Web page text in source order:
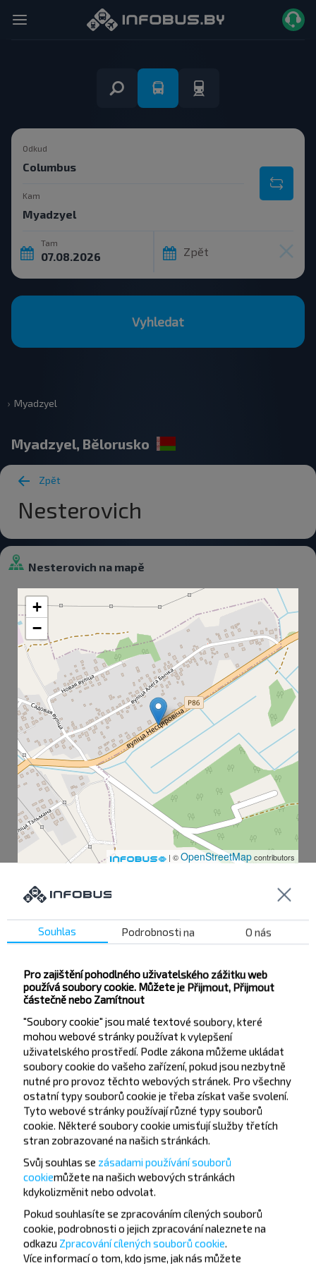
Odkud
Kam
Tam
Zpět
Vyhledat
Myadzyel
Myadzyel, Bělorusko
Zpět
Nesterovich
Nesterovich na mapě
+
−
| ©OpenStreetMapcontributors
Okresní nemocnice
Zemědělské stroje
pekárna
Škola č. 1
Mateřská škola
О. Bychka
Nesterovich
Sharangovicha Pl.
Chcete cestovat
levněji?
Souhlas Podrobnosti na O nás
Pro zajištění pohodlného uživatelského zážitku web
používá soubory cookie. Můžete je Přijmout, Přijmout
částečně nebo Zamítnout
"Soubory cookie" jsou malé textové soubory, které
mohou webové stránky používat k vylepšení
uživatelského prostředí. Podle zákona můžeme ukládat
soubory cookie do vašeho zařízení, pokud jsou nezbytně
nutné pro provoz těchto webových stránek. Pro všechny
ostatní typy souborů cookie je třeba získat vaše svolení.
Tyto webové stránky používají různé typy souborů
cookie. Některé soubory cookie umisťují služby třetích
stran zobrazované na našich stránkách.
Svůj souhlas se zásadami používání souborů
cookiemůžete na našich webových stránkách
kdykolizměnit nebo odvolat.
Pokud souhlasíte se zpracováním cílených souborů
cookie, podrobnosti o jejich zpracování naleznete na
odkazu Zpracování cílených souborů cookie.
Více informací o tom, kdo jsme, jak nás můžete